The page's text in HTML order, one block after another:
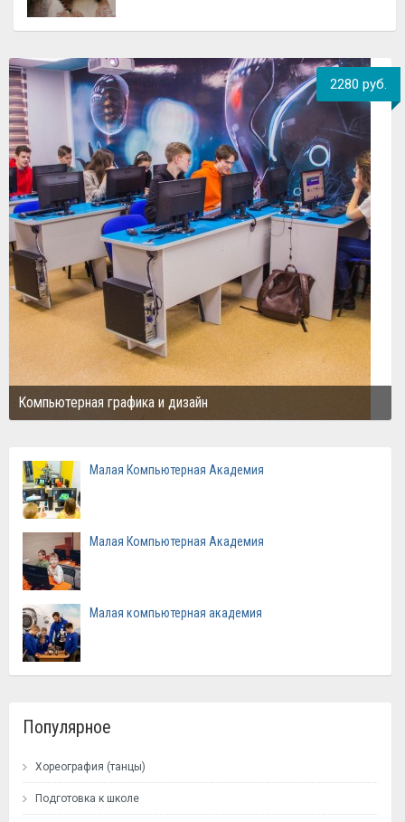
2280 руб.
Компьютерная графика и дизайн
Малая Компьютерная Академия
Малая Компьютерная Академия
Малая компьютерная академия
Популярное
Хореография (танцы)
Подготовка к школе